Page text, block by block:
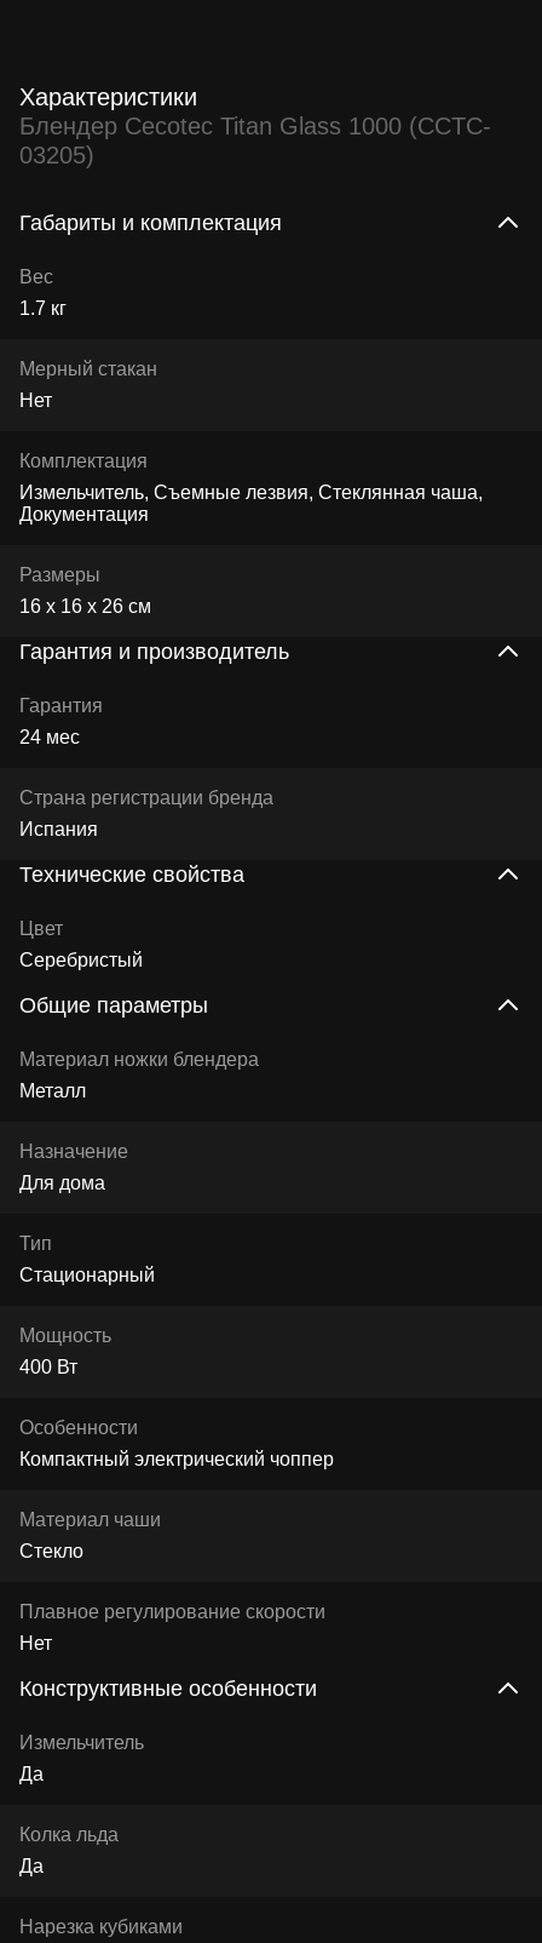
Характеристики
Блендер Cecotec Titan Glass 1000 (CCTC-
03205)
Габариты и комплектация
Вес
1.7 кг
Мерный стакан
Нет
Комплектация
Измельчитель, Съемные лезвия, Стеклянная чаша,
Документация
Размеры
16 x 16 x 26 см
Гарантия и производитель
Гарантия
24 мес
Страна регистрации бренда
Испания
Технические свойства
Цвет
Серебристый
Общие параметры
Материал ножки блендера
Металл
Назначение
Для дома
Тип
Стационарный
Мощность
400 Вт
Особенности
Компактный электрический чоппер
Материал чаши
Стекло
Плавное регулирование скорости
Нет
Конструктивные особенности
Измельчитель
Да
Колка льда
Да
Нарезка кубиками